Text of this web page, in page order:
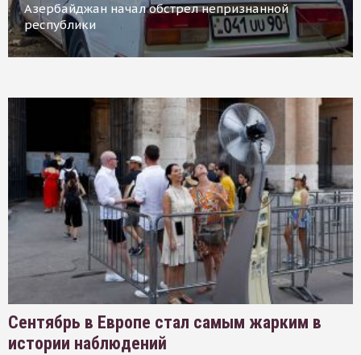
Азербайджан начал обстрел непризнанной
республики
Сентябрь в Европе стал самым жарким в
истории наблюдений